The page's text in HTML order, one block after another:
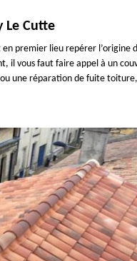
Le Cutte
premier lieu repérer
il vous faut faire appel à un
une réparation de fuite